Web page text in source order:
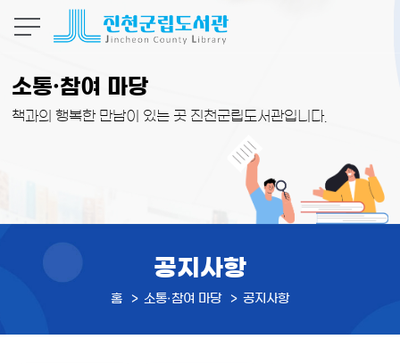
소통·참여 마당
책과의 행복한 만남이 있는 곳 진천군립도서관입니다.
공지사항
홈 소통·참여 마당 공지사항